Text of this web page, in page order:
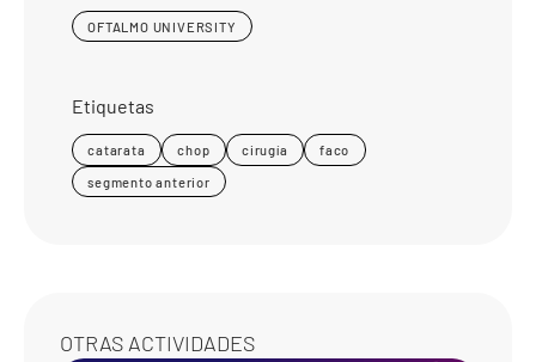
OFTALMO UNIVERSITY
Etiquetas
catarata chop cirugía faco
segmento anterior
OTRAS ACTIVIDADES